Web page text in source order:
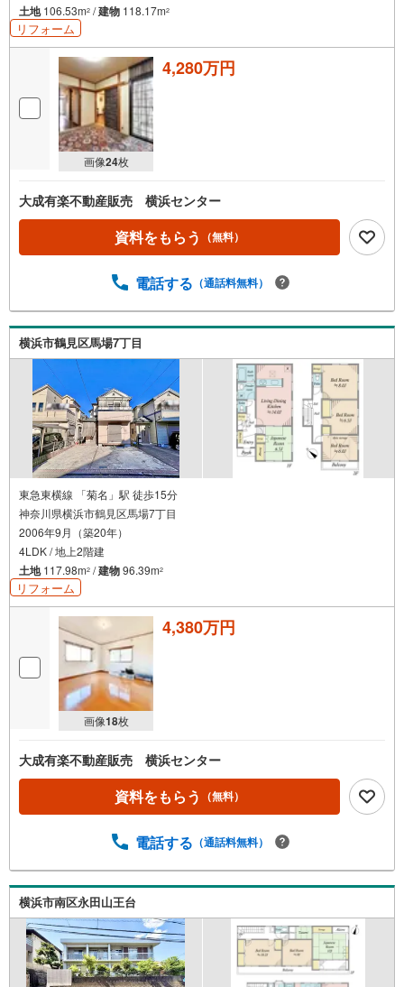
土地106.53m2 /建物 118.17m2
リフォーム
画像24枚
4,280万円
大成有楽不動産販売 横浜センター
資料をもらう （無料）
電話する （通話料無料）
横浜市鶴見区馬場7丁目
東急東横線 「菊名」駅 徒歩15分
神奈川県横浜市鶴見区馬場7丁目
2006年9月（築20年）
4LDK / 地上2階建
土地117.98m2 /建物96.39m2
リフォーム
画像18枚
4,380万円
大成有楽不動産販売 横浜センター
資料をもらう （無料）
電話する （通話料無料）
横浜市南区永田山王台